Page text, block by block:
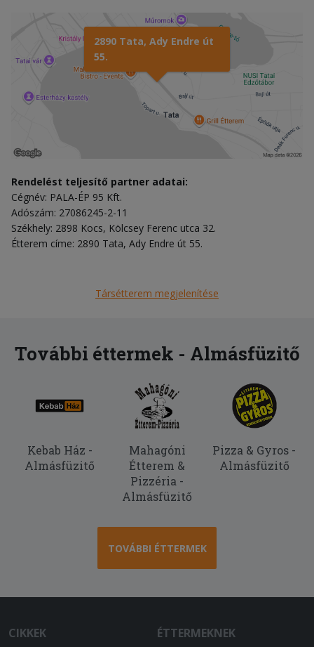
2890 Tata, Ady Endre út
55.
Rendelést teljesítő partner adatai:
Cégnév: PALA-ÉP 95 Kft.
Adószám: 27086245-2-11
Székhely: 2898 Kocs, Kölcsey Ferenc utca 32.
Étterem címe: 2890 Tata, Ady Endre út 55.
Társétterem megjelenítése
További éttermek - Almásfüzitő
Kebab Ház -
Almásfüzitő
Mahagóni
Étterem &
Pizzéria -
Almásfüzitő
Pizza & Gyros -
Almásfüzitő
TOVÁBBI ÉTTERMEK
CIKKEK
ÉTTERMEKNEK